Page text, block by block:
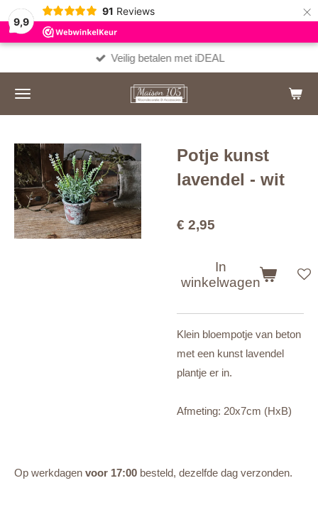
9,9
91 Reviews ×
Veilig betalen met iDEAL
Potje kunst
lavendel - wit
€ 2,95
In
winkelwagen
Klein bloempotje van beton
met een kunst lavendel
plantje er in.
Afmeting: 20x7cm (HxB)
Op werkdagen voor 17:00 besteld, dezelfde dag verzonden.